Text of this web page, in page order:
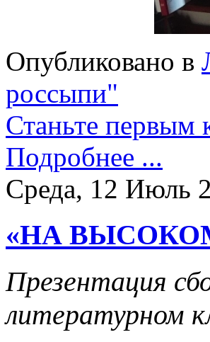
Опубликовано в
россыпи"
Станьте первым
Подробнее ...
Среда, 12 Июль
«НА
Презентация
литературном